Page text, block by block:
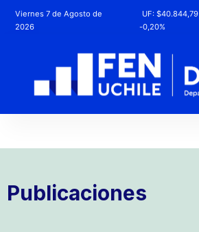
Viernes 7 de Agosto de
2026
UF: $40.844,79
-0,20%
Publicaciones